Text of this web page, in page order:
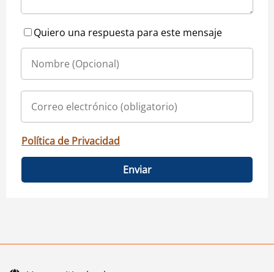
Quiero una respuesta para este mensaje
Política de Privacidad
Enviar